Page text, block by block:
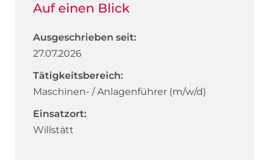
Auf einen Blick
Ausgeschrieben seit:
27.07.2026
Tätigkeitsbereich:
Maschinen- / Anlagenführer (m/w/d)
Einsatzort:
Willstätt